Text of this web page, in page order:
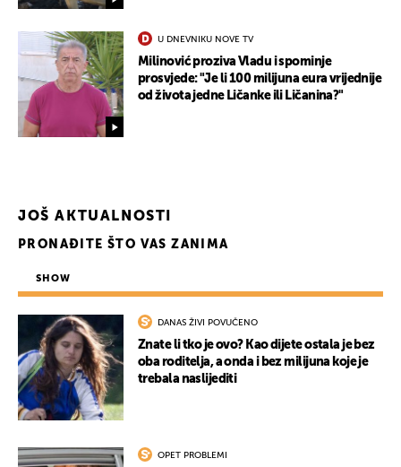
U DNEVNIKU NOVE TV
Milinović proziva Vladu i spominje
prosvjede: "Je li 100 milijuna eura vrijednije
od života jedne Ličanke ili Ličanina?"
JOŠ AKTUALNOSTI
PRONAĐITE ŠTO VAS ZANIMA
SHOW
DANAS ŽIVI POVUČENO
Znate li tko je ovo? Kao dijete ostala je bez
oba roditelja, a onda i bez milijuna koje je
trebala naslijediti
OPET PROBLEMI
UKLJUČITE NOTIFIKACIJE